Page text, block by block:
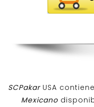
SCPakar USA
Mexicano